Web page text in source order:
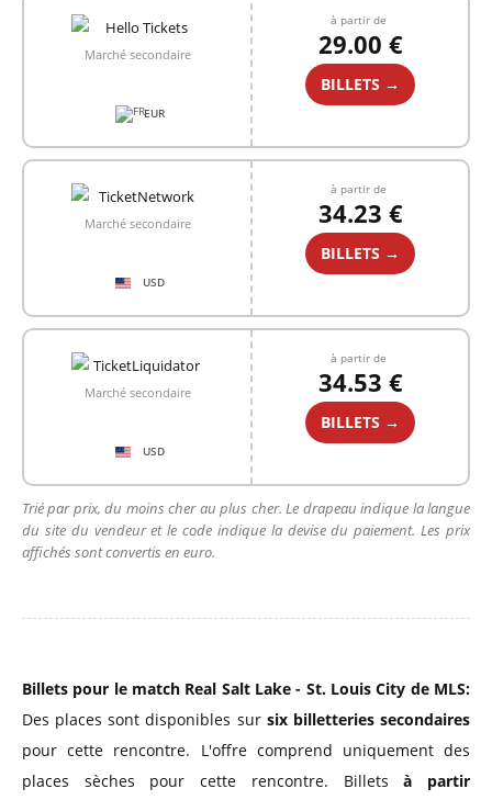
Marché secondaire
EUR
à partir de
29.00 €
BILLETS →
Marché secondaire
USD
à partir de
34.23 €
BILLETS →
Marché secondaire
USD
à partir de
34.53 €
BILLETS →
Trié par prix, du moins cher au plus cher. Le drapeau indique la langue
du site du vendeur et le code indique la devise du paiement. Les prix
affichés sont convertis en euro.
Billets pour le match Real Salt Lake - St. Louis City de MLS:
Des places sont disponibles sur six billetteries secondaires
pour cette rencontre. L'offre comprend uniquement des
places sèches pour cette rencontre. Billetsà partir